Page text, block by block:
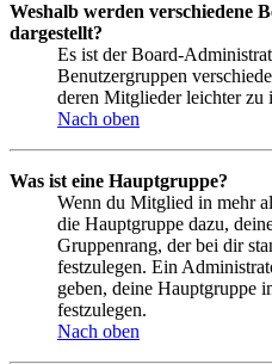
Weshalb werden verschiedene
dargestellt?
Es ist der Board-
Benutzergruppen
deren Mitglieder leichter zu
Nach oben
Was ist eine Hauptgruppe?
Wenn du Mitglied in mehr
die Hauptgruppe dazu,
Gruppenrang, der bei dir
festzulegen. Ein
geben, deine Hauptgruppe
festzulegen.
Nach oben